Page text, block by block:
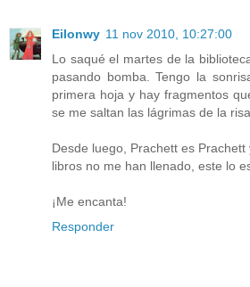
Eilonwy 11 nov 2010, 10:27:00
Lo saqué el martes de la
pasando bomba. Tengo la
primera hoja y hay fragmentos
se me saltan las lágrimas de la risa.
Desde luego, Prachett es
libros no me han llenado, este lo
¡Me encanta!
Responder